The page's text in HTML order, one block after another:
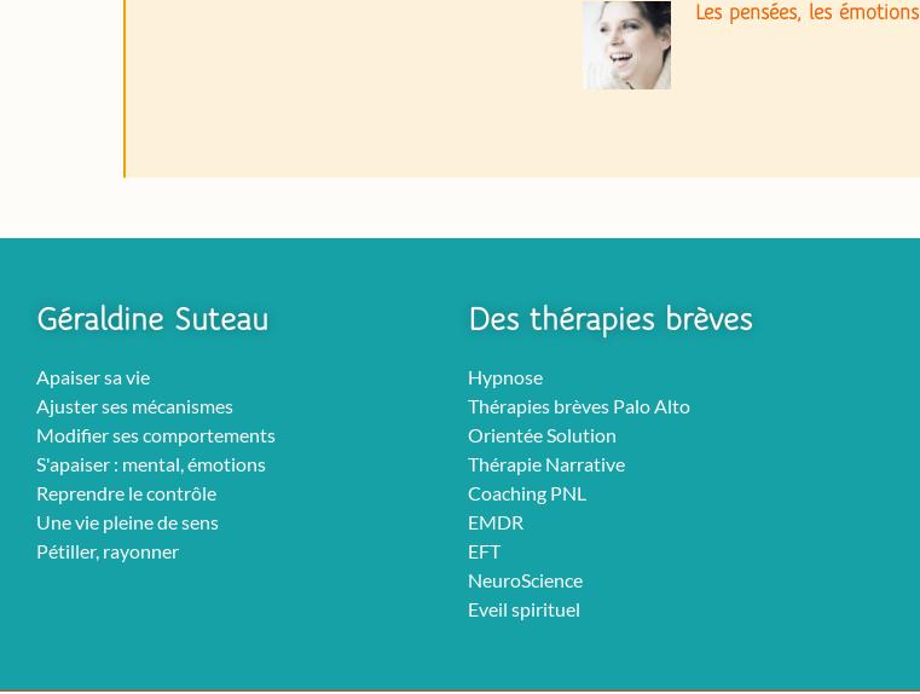
Les pensées, les émotions
Géraldine Suteau
Apaiser sa vie
Ajuster ses mécanismes
Modifier ses comportements
S'apaiser : mental, émotions
Reprendre le contrôle
Une vie pleine de sens
Pétiller, rayonner
Des thérapies brèves
Hypnose
Thérapies brèves Palo Alto
Orientée Solution
Thérapie Narrative
Coaching PNL
EMDR
EFT
NeuroScience
Eveil spirituel